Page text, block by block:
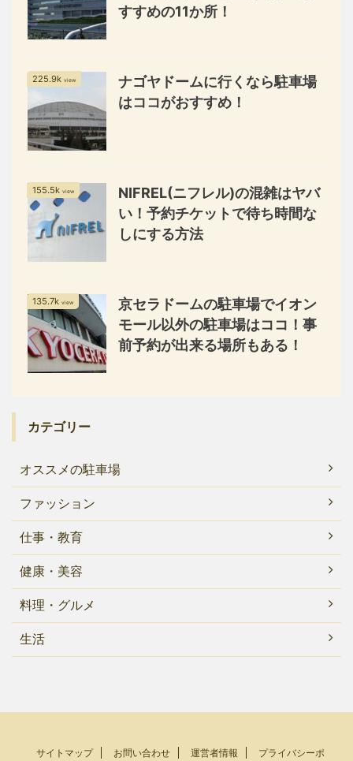
すすめの11か所！
225.9k view
ナゴヤドームに行くなら駐車場
はココがおすすめ！
155.5k view
NIFREL(ニフレル)の混雑はヤバ
い！予約チケットで待ち時間な
しにする方法
135.7k view
京セラドームの駐車場でイオン
モール以外の駐車場はココ！事
前予約が出来る場所もある！
カテゴリー
オススメの駐車場
ファッション
仕事・教育
健康・美容
料理・グルメ
生活
サイトマップ お問い合わせ 運営者情報 プライバシーポ